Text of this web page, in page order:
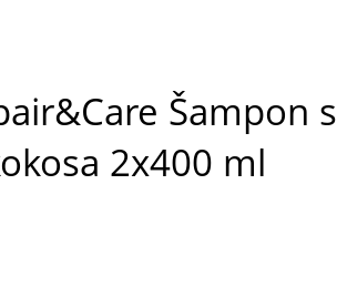
Šampon s
2x400 ml